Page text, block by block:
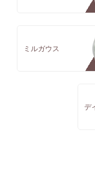
ミルガウス
デ